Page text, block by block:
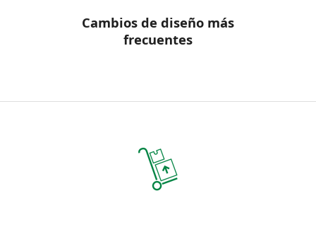
Cambios de diseño más
frecuentes